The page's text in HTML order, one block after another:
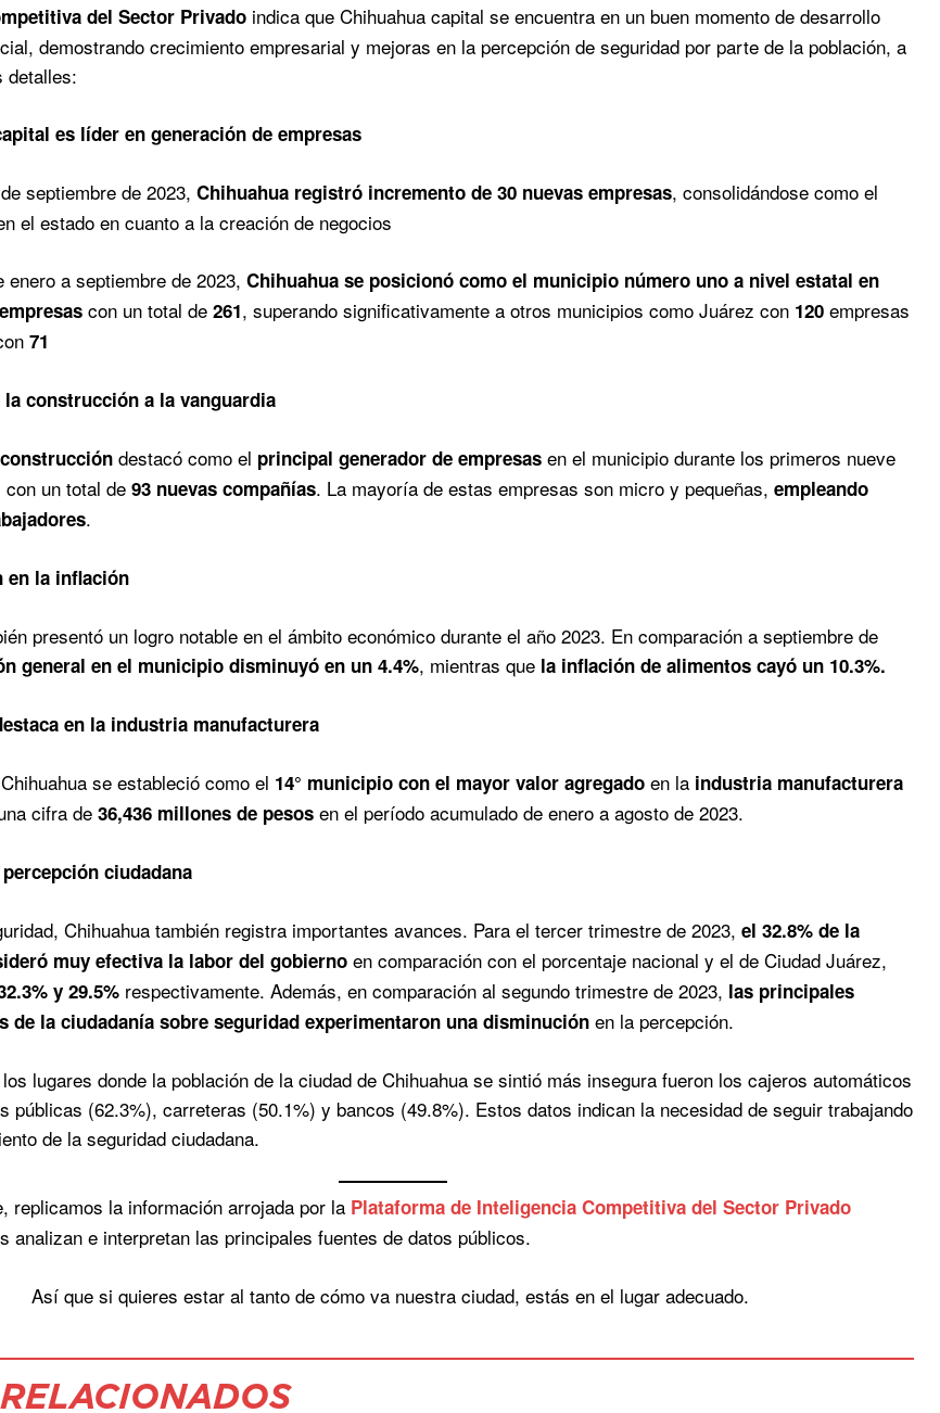
del Sector Privado indica que Chihuahua capital se encuentra en un buen momento de desarrollo
demostrando crecimiento empresarial y mejoras en la percepción de seguridad por parte de la población, a
detalles:
es líder en generación de empresas
septiembre de 2023, Chihuahua registró incremento de 30 nuevas empresas, consolidándose como el
el estado en cuanto a la creación de negocios
enero a septiembre de 2023, Chihuahua se posicionó como el municipio número uno a nivel estatal en
con un total de 261, superando significativamente a otros municipios como Juárez con 120 empresas
71
la construcción a la vanguardia
destacó como el principal generador de empresas en el municipio durante los primeros nueve
un total de 93 nuevas compañías. La mayoría de estas empresas son micro y pequeñas, empleando
.
en la inflación
presentó un logro notable en el ámbito económico durante el año 2023. En comparación a septiembre de
general en el municipio disminuyó en un 4.4%, mientras que la inflación de alimentos cayó un 10.3%.
en la industria manufacturera
se estableció como el 14° municipio con el mayor valor agregado en la industria manufacturera
cifra de 36,436 millones de pesos en el período acumulado de enero a agosto de 2023.
ciudadana
Chihuahua también registra importantes avances. Para el tercer trimestre de 2023, el 32.8% de la
muy efectiva la labor del gobierno en comparación con el porcentaje nacional y el de Ciudad Juárez,
y 29.5% respectivamente. Además, en comparación al segundo trimestre de 2023, las principales
de la ciudadanía sobre seguridad experimentaron una disminución en la percepción.
lugares donde la población de la ciudad de Chihuahua se sintió más insegura fueron los cajeros automáticos
públicas (62.3%), carreteras (50.1%) y bancos (49.8%). Estos datos indican la necesidad de seguir trabajando
de la seguridad ciudadana.
replicamos la información arrojada por la Plataforma de Inteligencia Competitiva del Sector Privado
analizan e interpretan las principales fuentes de datos públicos.
Así que si quieres estar al tanto de cómo va nuestra ciudad, estás en el lugar adecuado.